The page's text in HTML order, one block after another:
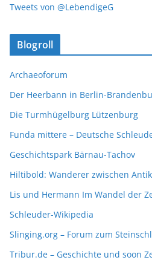
Tweets von @LebendigeG
Blogroll
Archaeoforum
Der Heerbann in Berlin-
Die Turmhügelburg Lützenburg
Funda mittere – Deutsche
Geschichtspark Bärnau-Tachov
Hiltibold: Wanderer zwischen
Lis und Hermann Im Wandel der
Schleuder-Wikipedia
Slinging.org – Forum zum
Tribur.de – Geschichte und soon